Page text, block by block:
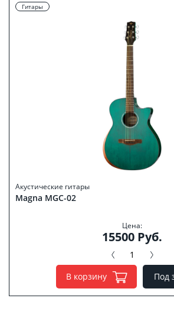
Гитары
Акустические гитары
Magna MGC-02
Цена:
15500 Руб.
В корзину Под